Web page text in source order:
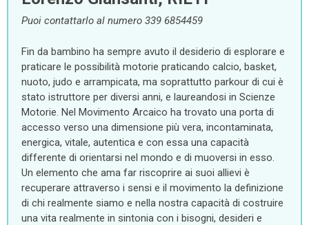
Puoi contattarlo al numero 339 6854459
Fin da bambino ha sempre avuto il desiderio di esplorare e
praticare le possibilità motorie praticando calcio, basket,
nuoto, judo e arrampicata, ma soprattutto parkour di cui è
stato istruttore per diversi anni, e laureandosi in Scienze
Motorie. Nel Movimento Arcaico ha trovato una porta di
accesso verso una dimensione più vera, incontaminata,
energica, vitale, autentica e con essa una capacità
differente di orientarsi nel mondo e di muoversi in esso.
Un elemento che ama far riscoprire ai suoi allievi è
recuperare attraverso i sensi e il movimento la definizione
di chi realmente siamo e nella nostra capacità di costruire
una vita realmente in sintonia con i bisogni, desideri e